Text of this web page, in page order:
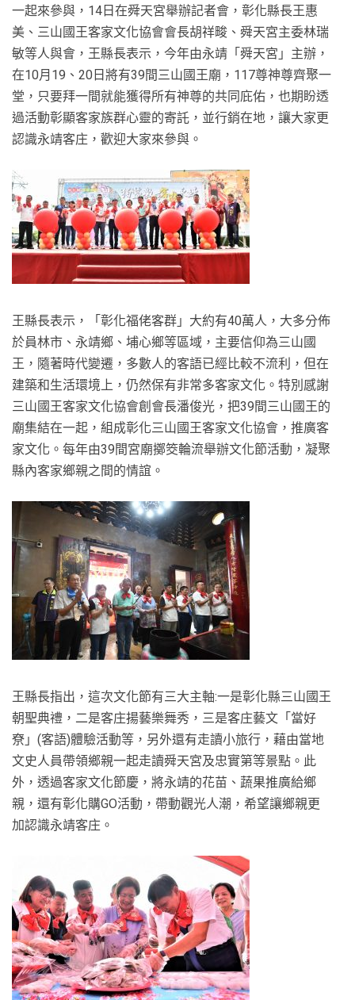
一起來參與，14日在舜天宮舉辦記者會，彰化縣長王惠
美、三山國王客家文化協會會長胡祥畯、舜天宮主委林瑞
敏等人與會，王縣長表示，今年由永靖「舜天宮」主辦，
在10月19、20日將有39間三山國王廟，117尊神尊齊聚一
堂，只要拜一間就能獲得所有神尊的共同庇佑，也期盼透
過活動彰顯客家族群心靈的寄託，並行銷在地，讓大家更
認識永靖客庄，歡迎大家來參與。
王縣長表示，「彰化福佬客群」大約有40萬人，大多分佈
於員林市、永靖鄉、埔心鄉等區域，主要信仰為三山國
王，隨著時代變遷，多數人的客語已經比較不流利，但在
建築和生活環境上，仍然保有非常多客家文化。特別感謝
三山國王客家文化協會創會長潘俊光，把39間三山國王的
廟集結在一起，組成彰化三山國王客家文化協會，推廣客
家文化。每年由39間宮廟擲筊輪流舉辦文化節活動，凝聚
縣內客家鄉親之間的情誼。
王縣長指出，這次文化節有三大主軸:一是彰化縣三山國王
朝聖典禮，二是客庄揚藝樂舞秀，三是客庄藝文「當好
尞」(客語)體驗活動等，另外還有走讀小旅行，藉由當地
文史人員帶領鄉親一起走讀舜天宮及忠實第等景點。此
外，透過客家文化節慶，將永靖的花苗、蔬果推廣給鄉
親，還有彰化購GO活動，帶動觀光人潮，希望讓鄉親更
加認識永靖客庄。